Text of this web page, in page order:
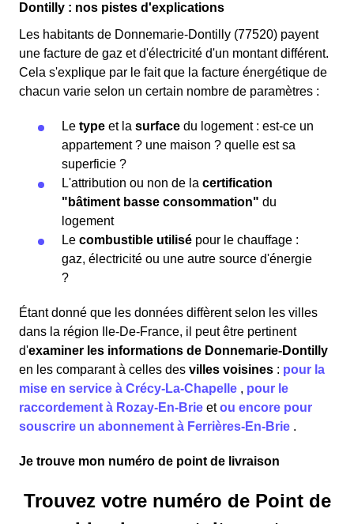
Dontilly : nos pistes d'explications
Les habitants de Donnemarie-Dontilly (77520) payent
une facture de gaz et d'électricité d'un montant différent.
Cela s'explique par le fait que la facture énergétique de
chacun varie selon un certain nombre de paramètres :
Le type et la surface du logement : est-ce un
appartement ? une maison ? quelle est sa
superficie ?
L'attribution ou non de la certification
"bâtiment basse consommation" du
logement
Le combustible utilisé pour le chauffage :
gaz, électricité ou une autre source d'énergie
?
Étant donné que les données diffèrent selon les villes
dans la région Ile-De-France, il peut être pertinent
d'examiner les informations de Donnemarie-Dontilly
en les comparant à celles des villes voisines : pour la
mise en service à Crécy-La-Chapelle , pour le
raccordement à Rozay-En-Brie etou encore pour
souscrire un abonnement à Ferrières-En-Brie .
Je trouve mon numéro de point de livraison